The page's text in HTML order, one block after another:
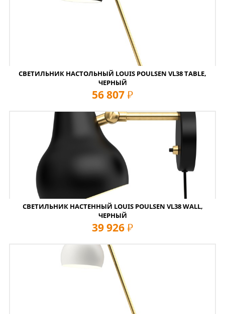
СВЕТИЛЬНИК НАСТОЛЬНЫЙ LOUIS POULSEN VL38 TABLE,
ЧЕРНЫЙ
56 807 руб
СВЕТИЛЬНИК НАСТЕННЫЙ LOUIS POULSEN VL38 WALL,
ЧЕРНЫЙ
39 926 руб